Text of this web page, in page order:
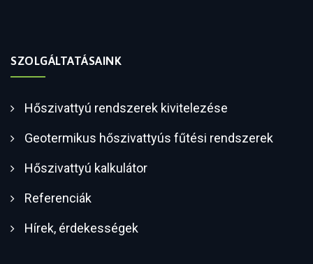
SZOLGÁLTATÁSAINK
Hőszivattyú rendszerek kivitelezése
Geotermikus hőszivattyús fűtési rendszerek
Hőszivattyú kalkulátor
Referenciák
Hírek, érdekességek